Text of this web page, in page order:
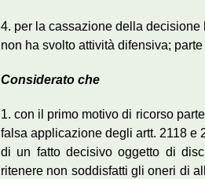
4. per la cassazione della decisione
non ha svolto attività difensiva;
Considerato che
1. con il primo motivo di ricorso
falsa applicazione degli artt. 2118 e
di un fatto decisivo oggetto di
ritenere non soddisfatti gli oneri di